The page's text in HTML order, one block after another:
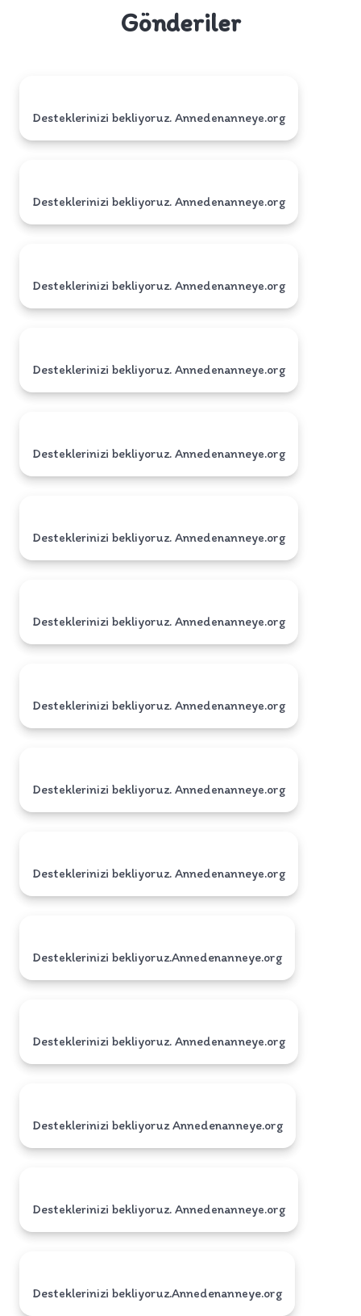
Gönderiler
Desteklerinizi bekliyoruz. Annedenanneye.org
Desteklerinizi bekliyoruz. Annedenanneye.org
Desteklerinizi bekliyoruz. Annedenanneye.org
Desteklerinizi bekliyoruz. Annedenanneye.org
Desteklerinizi bekliyoruz. Annedenanneye.org
Desteklerinizi bekliyoruz. Annedenanneye.org
Desteklerinizi bekliyoruz. Annedenanneye.org
Desteklerinizi bekliyoruz. Annedenanneye.org
Desteklerinizi bekliyoruz. Annedenanneye.org
Desteklerinizi bekliyoruz. Annedenanneye.org
Desteklerinizi bekliyoruz.Annedenanneye.org
Desteklerinizi bekliyoruz. Annedenanneye.org
Desteklerinizi bekliyoruz Annedenanneye.org
Desteklerinizi bekliyoruz. Annedenanneye.org
Desteklerinizi bekliyoruz.Annedenanneye.org